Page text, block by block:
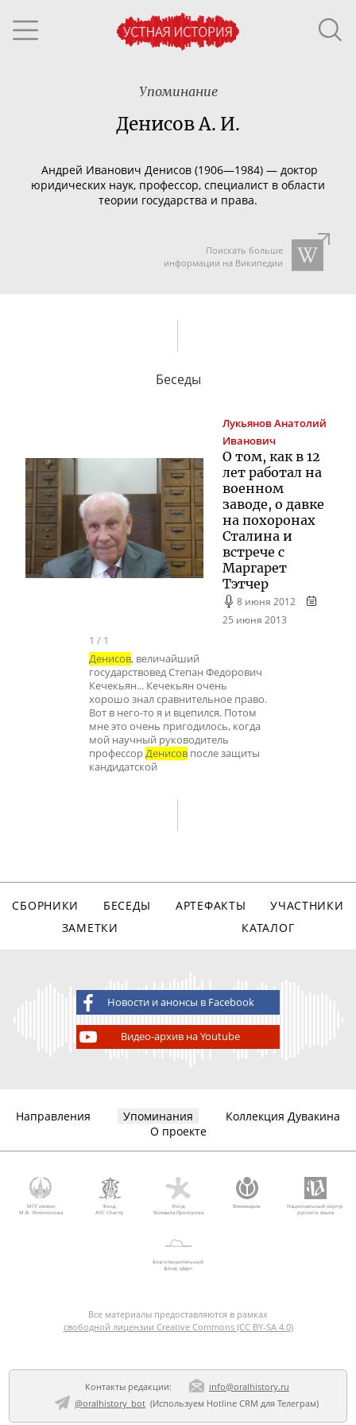
Упоминание
Денисов А. И.
Андрей Иванович Денисов (1906—1984) — докто­р
юридических наук, профессор, специалист в области
теории государства и права.
Поискать больше
информации на Википедии
Беседы
ЛукьяновАнатолий
Иванович
О том, как в 12
лет работал на
военном
заводе, о давке
на похоронах
Сталина и
встрече с
Маргарет
Тэтчер
8 июня 2012
25 июня 2013
1 / 1
Денисов, величайший
государствовед Степан Федорович
Кечекьян... Кечекьян очень
хорошо знал сравнительное право.
Вот в него-то я и вцепился. Потом
мне это очень пригодилось, когда
мой научный руководитель
профессорДенисов после защиты
кандидатской
СБОРНИКИ БЕСЕДЫ АРТЕФАКТЫ
УЧАСТНИКИ
ЗАМЕТКИ
КАТАЛОГ
Новости и анонсы в Facebook
Видео-архив на Youtube
Направления Упоминания
Коллекция Дувакина
О проекте
МГУ имени
М.В. Ломоносова
Фонд
AVC Charity
Фонд
Михаила Прохорова
Викимедиа
Национальный корпус
русского языка
Благотворительный
фонд «Дар»
Все материалы предоставляются в рамках
свободной лицензии Creative Commons (CC BY-SA 4.0)
Контакты редакции:
info@oralhistory.ru
@oralhistory_bot(Используем Hotline CRM для Телеграм)